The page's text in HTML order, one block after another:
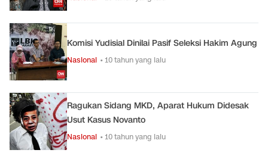
Komisi Yudisial Dinilai Pasif Seleksi Hakim Agung
Nasional • 10 tahun yang lalu
Ragukan Sidang MKD, Aparat Hukum Didesak
Usut Kasus Novanto
Nasional • 10 tahun yang lalu